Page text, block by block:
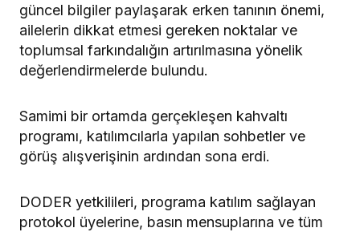
güncel bilgiler paylaşarak erken tanının önemi,
ailelerin dikkat etmesi gereken noktalar ve
toplumsal farkındalığın artırılmasına yönelik
değerlendirmelerde bulundu.
Samimi bir ortamda gerçekleşen kahvaltı
programı, katılımcılarla yapılan sohbetler ve
görüş alışverişinin ardından sona erdi.
DODER yetkilileri, programa katılım sağlayan
protokol üyelerine, basın mensuplarına ve tüm